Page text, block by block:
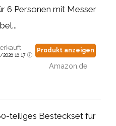
6 Personen mit Messer
16:17
Produkt anzeigen
Amazon.de
teiliges Besteckset für